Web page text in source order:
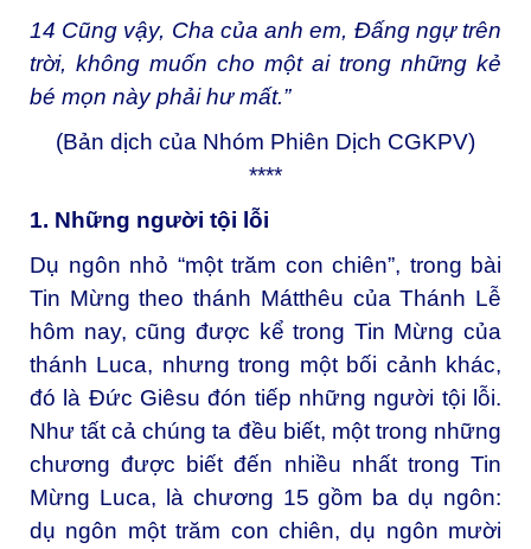
14 Cũng vậy, Cha của anh em, Đấng ngự trên
trời, không muốn cho một ai trong những kẻ
bé mọn này phải hư mất.”
(Bản dịch của Nhóm Phiên Dịch CGKPV)
****
1. Những người tội lỗi
Dụ ngôn nhỏ “một trăm con chiên”, trong bài
Tin Mừng theo thánh Mátthêu của Thánh Lễ
hôm nay, cũng được kể trong Tin Mừng của
thánh Luca, nhưng trong một bối cảnh khác,
đó là Đức Giêsu đón tiếp những người tội lỗi.
Như tất cả chúng ta đều biết, một trong những
chương được biết đến nhiều nhất trong Tin
Mừng Luca, là chương 15 gồm ba dụ ngôn:
dụ ngôn một trăm con chiên, dụ ngôn mười